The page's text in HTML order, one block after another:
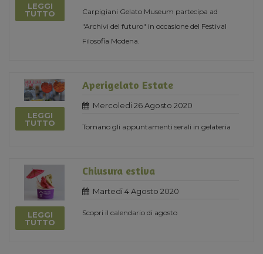
LEGGI
TUTTO
Carpigiani Gelato Museum partecipa ad
"Archivi del futuro" in occasione del Festival
Filosofia Modena.
LEGGI
TUTTO
Aperigelato Estate
Mercoledi 26 Agosto 2020
Tornano gli appuntamenti serali in gelateria
LEGGI
TUTTO
Chiusura estiva
Martedi 4 Agosto 2020
Scopri il calendario di agosto